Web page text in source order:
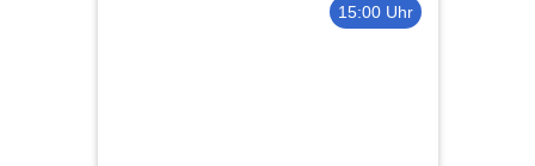
15:00 Uhr